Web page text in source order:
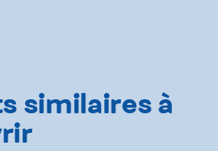
similaires à